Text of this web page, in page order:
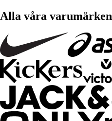
Alla våra varumärken